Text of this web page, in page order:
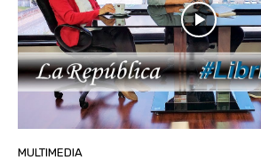
MULTIMEDIA